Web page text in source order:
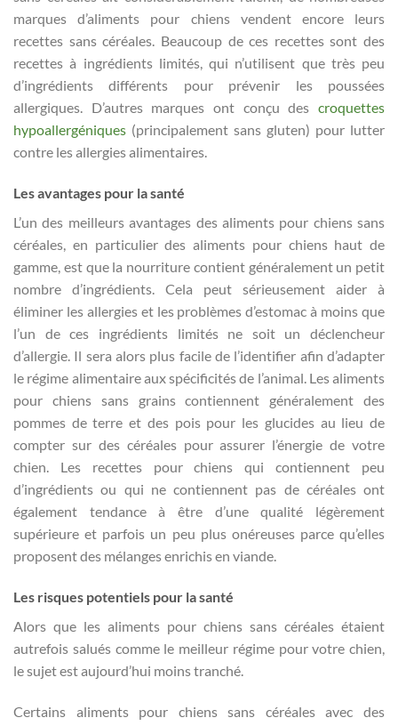
marques d’aliments pour chiens vendent encore leurs
recettes sans céréales. Beaucoup de ces recettes sont des
recettes à ingrédients limités, qui n’utilisent que très peu
d’ingrédients différents pour prévenir les poussées
allergiques. D’autres marques ont conçu des croquettes
hypoallergéniques (principalement sans gluten) pour lutter
contre les allergies alimentaires.
Les avantages pour la santé
L’un des meilleurs avantages des aliments pour chiens sans
céréales, en particulier des aliments pour chiens haut de
gamme, est que la nourriture contient généralement un petit
nombre d’ingrédients. Cela peut sérieusement aider à
éliminer les allergies et les problèmes d’estomac à moins que
l’un de ces ingrédients limités ne soit un déclencheur
d’allergie. Il sera alors plus facile de l’identifier afin d’adapter
le régime alimentaire aux spécificités de l’animal. Les aliments
pour chiens sans grains contiennent généralement des
pommes de terre et des pois pour les glucides au lieu de
compter sur des céréales pour assurer l’énergie de votre
chien. Les recettes pour chiens qui contiennent peu
d’ingrédients ou qui ne contiennent pas de céréales ont
également tendance à être d’une qualité légèrement
supérieure et parfois un peu plus onéreuses parce qu’elles
proposent des mélanges enrichis en viande.
Les risques potentiels pour la santé
Alors que les aliments pour chiens sans céréales étaient
autrefois salués comme le meilleur régime pour votre chien,
le sujet est aujourd’hui moins tranché.
Certains aliments pour chiens sans céréales avec des